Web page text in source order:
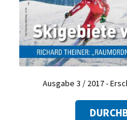
Ausgabe 3 / 2017 -